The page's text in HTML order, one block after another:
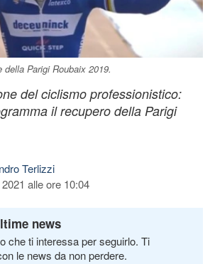
Parigi Roubaix 2019.
del ciclismo professionistico:
il recupero della Parigi
Terlizzi
alle ore 10:04
news
che ti interessa per seguirlo. Ti
le news da non perdere.